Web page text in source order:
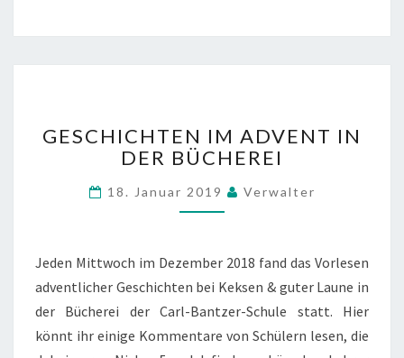
C
S
H
I
H
E
N
I
GESCHICHTEN IM ADVENT IN
DER BÜCHEREI
18. Januar 2019 Verwalter
Jeden Mittwoch im Dezember 2018 fand das Vorlesen
adventlicher Geschichten bei Keksen & guter Laune in
der Bücherei der Carl-Bantzer-Schule statt. Hier
könnt ihr einige Kommentare von Schülern lesen, die